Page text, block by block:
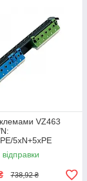
VZ463
5xN+5xPE
738,92 ₴